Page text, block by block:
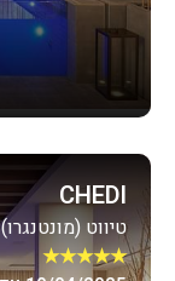
CHEDI
טיווט (מונטנגרו)
★★★★★